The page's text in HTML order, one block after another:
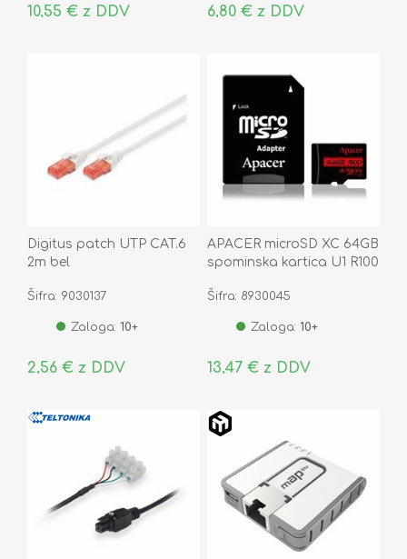
10,55 € z DDV 6,80 € z DDV
Digitus patch UTP CAT.6
2m bel
Šifra: 9030137
Zaloga: 10+
2,56 € z DDV
APACER microSD XC 64GB
spominska kartica U1 R100
AP64GMCSX10UB-R
Šifra: 8930045
Zaloga: 10+
13,47 € z DDV